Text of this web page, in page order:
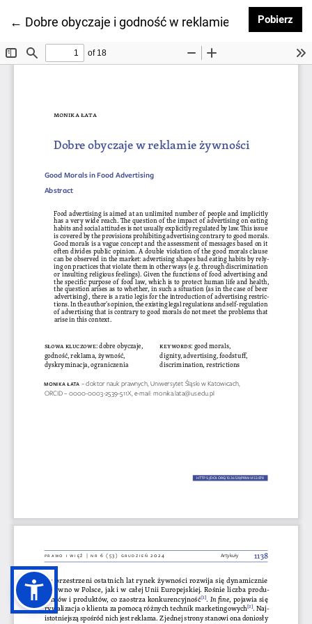
← Wróć do szczegółów artykułu
Dobre obyczaje i godność w reklamie żywności
Pobierz